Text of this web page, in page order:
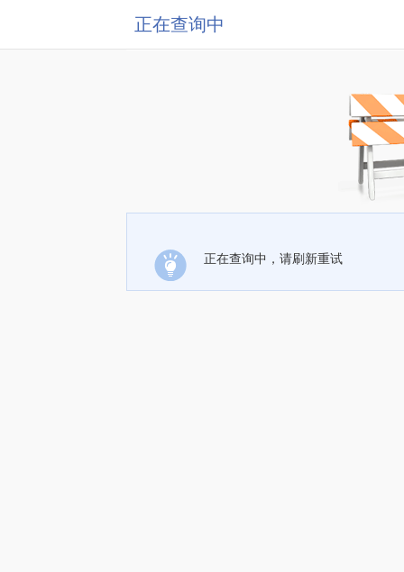
正在查询中
正在查询中，请刷新重试